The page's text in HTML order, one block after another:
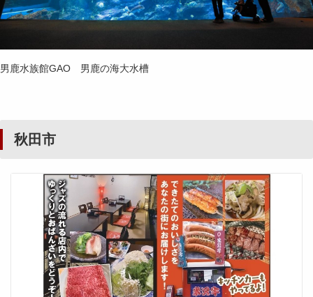
男鹿水族館GAO 男鹿の海大水槽
秋田市